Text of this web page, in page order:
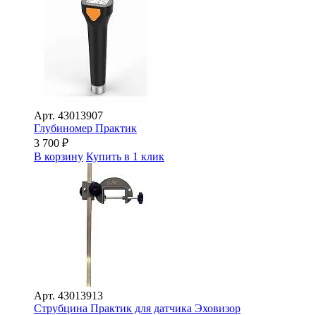
Арт. 43013907
Глубиномер Практик
3 700 ₽
В корзину Купить в 1 клик
Арт. 43013913
Струбцина Практик для датчика Эховизор